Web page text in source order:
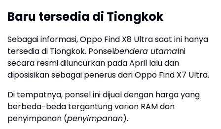
Baru tersedia di Tiongkok
Sebagai informasi, Oppo Find X8 Ultra saat ini hanya
tersedia di Tiongkok. Ponselbendera utamaIni
secara resmi diluncurkan pada April lalu dan
diposisikan sebagai penerus dari Oppo Find X7 Ultra.
Di tempatnya, ponsel ini dijual dengan harga yang
berbeda-beda tergantung varian RAM dan
penyimpanan (penyimpanan).